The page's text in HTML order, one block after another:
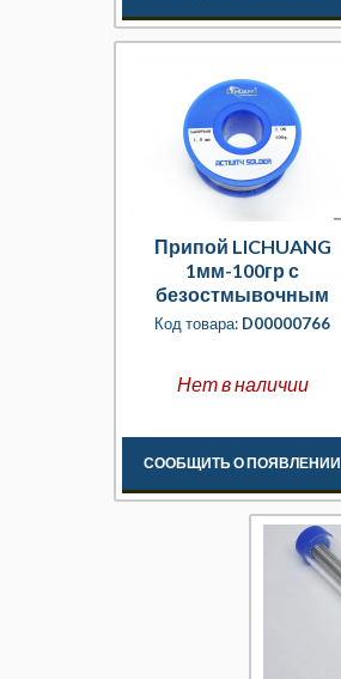
Припой LICHUANG
1мм-100гр с
безостмывочным
флюсом
Код товара: D00000766
Нет в наличии
СООБЩИТЬ О ПОЯВЛЕНИИ